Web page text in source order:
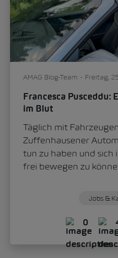
AMAG Blog-Team Freitag,
Francesca Pusceddu:
im Blut
Täglich mit
Zuffenhausener
tun zu haben und sich
frei bewegen zu
Jobs &
0